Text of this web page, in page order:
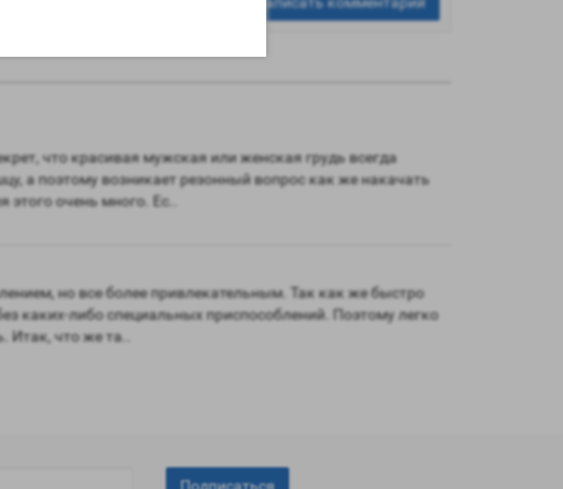
что красивая мужская или женская грудь всегда
а поэтому возникает резонный вопрос как же накачать
очень много. Ес..
но все более привлекательным. Так как же быстро
каких-либо специальных приспособлений. Поэтому легко
что же та..